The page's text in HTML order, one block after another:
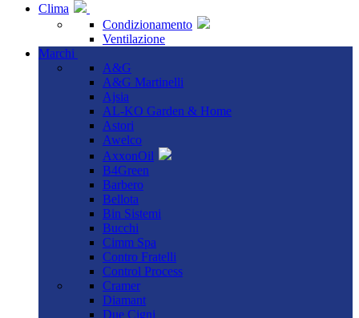
Clima
Condizionamento
Ventilazione
Marchi
A&G
A&G Martinelli
Ajsia
AL-KO Garden & Home
Astori
Awelco
AxxonOil
B4Green
Barbero
Bellota
Bin Sistemi
Bucchi
Cimm Spa
Contro Fratelli
Control Process
Cramer
Diamant
Due Cigni